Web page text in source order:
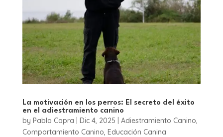
La motivación en los perros: El secreto del éxito
en el adiestramiento canino
by Pablo Capra Dic 4, 2025 Adiestramiento Canino,
Comportamiento Canino, Educación Canina